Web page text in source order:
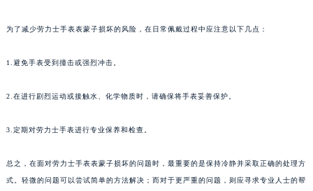
为了减少劳力士手表表蒙子损坏的风险，在日常佩戴过程中应注意以下几点：
1.避免手表受到撞击或强烈冲击。
2.在进行剧烈运动或接触水、化学物质时，请确保将手表妥善保护。
3.定期对劳力士手表进行专业保养和检查。
总之，在面对劳力士手表表蒙子损坏的问题时，最重要的是保持冷静并采取正确的处理方
式。轻微的问题可以尝试简单的方法解决；而对于更严重的问题，则应寻求专业人士的帮